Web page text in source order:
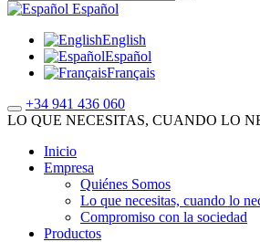
Español
English
Español
Français
+34 941 436 060
LO QUE NECESITAS, CUANDO LO
Inicio
Empresa
Quiénes Somos
Lo que necesitas, cuando lo
Compromiso con la sociedad
Productos